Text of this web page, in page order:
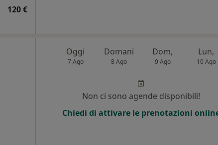
120 €
Oggi
7 Ago
Domani
8 Ago
Dom,
9 Ago
Lun,
10 Ago
Non ci sono agende disponibili!
Chiedi di attivare le prenotazioni